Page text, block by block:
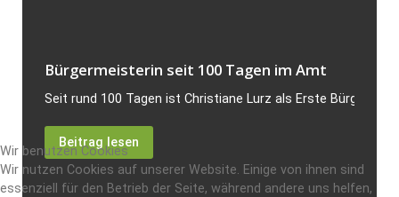
Bürgermeisterin seit 100 Tagen im Amt
Seit rund 100 Tagen ist Christiane Lurz als Erste
Beitrag lesen
Wir benutzen Cookies
Wir nutzen Cookies auf unserer Website. Einige von ihnen sind
essenziell für den Betrieb der Seite, während andere uns helfen,